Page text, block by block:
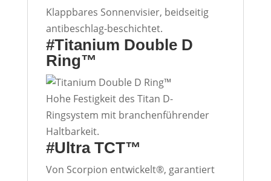
Klappbares Sonnenvisier, beidseitig
antibeschlag-beschichtet.
#Titanium Double D
Ring™
Hohe Festigkeit des Titan D-
Ringsystem mit branchenführender
Haltbarkeit.
#Ultra TCT™
Von Scorpion entwickelt®, garantiert